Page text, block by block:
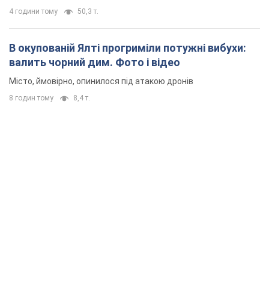
4 години тому 50,3 т.
В окупованій Ялті прогриміли потужні вибухи:
валить чорний дим. Фото і відео
Місто, ймовірно, опинилося під атакою дронів
8 годин тому 8,4 т.